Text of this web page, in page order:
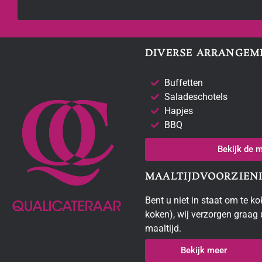
DIVERSE
Buffetten
Saladeschotels
Hapjes
BBQ
Bekijk de
Bent u niet in staat om te
koken), wij verzorgen
maaltijd.
Bekijk meer